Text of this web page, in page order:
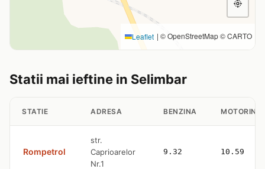
Leaflet | © OpenStreetMap © CARTO
Statii mai ieftine in Selimbar
STATIE ADRESA BENZINA MOTORINA
Rompetrol
str.
Caprioarelor
Nr.1
9.32 10.59